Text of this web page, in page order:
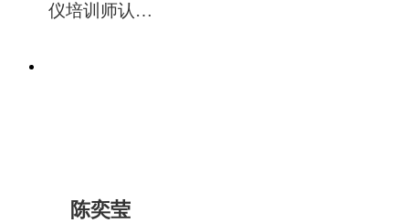
仪培训师认证
陈奕莹